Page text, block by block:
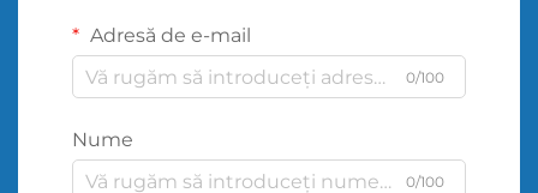
Adresă de e-mail
0/100
Nume
0/100